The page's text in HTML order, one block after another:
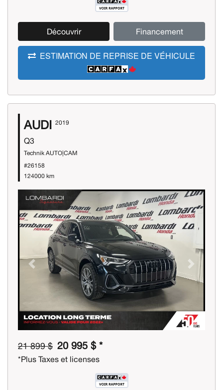
Découvrir Financement
ESTIMATION DE REPRISE DE VÉHICULE
AUDI 2019
Q3
Technik AUTO|CAM
#26158
124000 km
Previous Next
21 899 $ 20 995 $ *
*Plus Taxes et licenses